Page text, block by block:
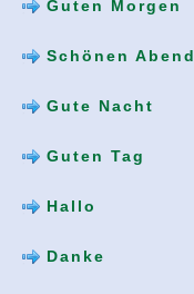
Guten Morgen
Schönen Abend
Gute Nacht
Guten Tag
Hallo
Danke